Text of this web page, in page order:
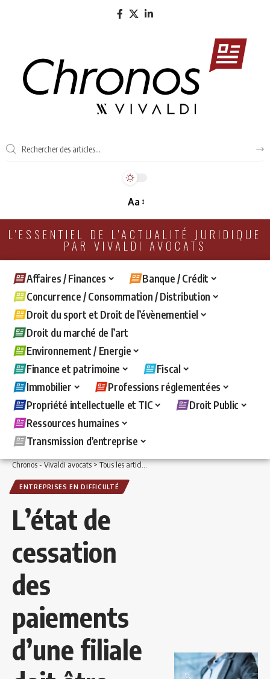
Aa
L'ESSENTIEL DE L'ACTUALITÉ JURIDIQUE
PAR VIVALDI AVOCATS
Affaires / Finances
Banque / Crédit
Concurrence / Consommation / Distribution
Droit du sport et Droit de l’évènementiel
Droit du marché de l’art
Environnement / Energie
Finance et patrimoine
Fiscal
Immobilier
Professions réglementées
Propriété intellectuelle et TIC
Droit Public
Ressources humaines
Transmission d’entreprise
Chronos - Vivaldi avocats>Tous les articles >Affaires / Finances>Entreprises en
ENTREPRISES EN DIFFICULTÉ
L’état de
cessation
des
paiements
d’une filiale